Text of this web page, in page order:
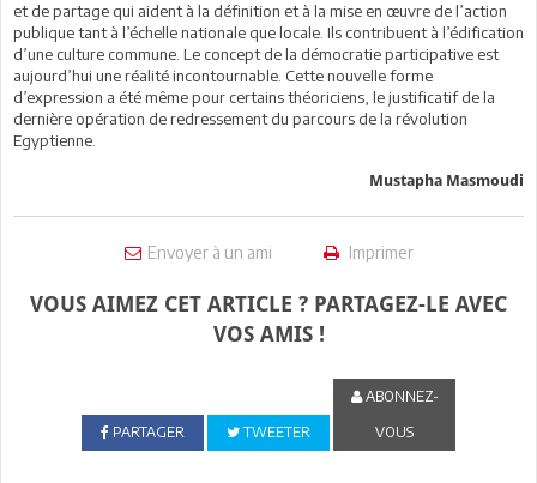
et de partage qui aident à la définition et à la mise en œuvre de l’action
publique tant à l’échelle nationale que locale. Ils contribuent à l’édification
d’une culture commune. Le concept de la démocratie participative est
aujourd’hui une réalité incontournable. Cette nouvelle forme
d’expression a été même pour certains théoriciens, le justificatif de la
dernière opération de redressement du parcours de la révolution
Egyptienne.
Mustapha Masmoudi
Envoyer à un ami Imprimer
VOUS AIMEZ CET ARTICLE ? PARTAGEZ-LE AVEC
VOS AMIS !
PARTAGER TWEETER
ABONNEZ-
VOUS